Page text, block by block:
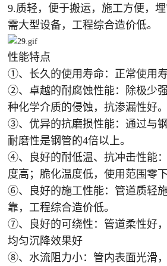
9.质轻，便于搬运，施工方便，
需大型设备，工程综合造价低。
性能特点
①、长久的使用寿命：正常使用寿
②、卓越的耐腐蚀性能：除极少
种化学介质的侵蚀，抗渗漏性好。
③、优异的抗磨损性能：通过与钢
耐磨性是钢管的4倍以上。
④、良好的耐低温、抗冲击性能
度高；脆化温度低，使用范围零
⑥、良好的施工性能：管道质轻
靠，工程综合造价低。
⑦、良好的可绕性：管道柔性好
均匀沉降效果好
⑧、水流阻力小：管内表面光滑